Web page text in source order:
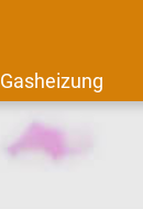
Gasheizung